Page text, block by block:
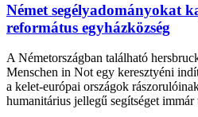
Német segélyadományokat
református egyházközség
A Németországban található
Menschen in Not egy keresztyéni
a kelet-európai országok
humanitárius jellegű segítséget immár